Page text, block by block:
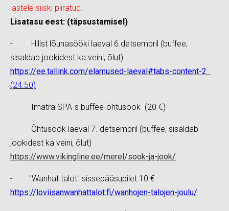
lastele siiski piiratud.
Lisatasu eest: (täpsustamisel)
- Hilist lõunasööki laeval 6.detsembril (buffee,
sisaldab jookidest ka veini, õlut)
https://ee.tallink.com/elamused-laeval#tabs-content-2
(24.50)
- Imatra SPA-s buffee-õhtusöök (20 €)
- Õhtusöök laeval 7. detsembril (buffee, sisaldab
jookidest ka veini, õlut)
https://www.vikingline.ee/merel/sook-ja-jook/
- "Wanhat talot" sissepääsupilet 10 €
https://loviisanwanhattalot.fi/wanhojen-talojen-joulu/